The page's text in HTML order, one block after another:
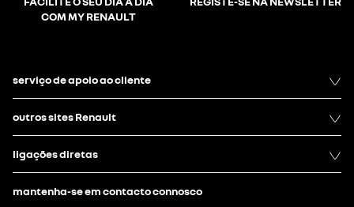
COM MY RENAULT
serviço de apoio ao cliente
outros sites Renault
ligações diretas
mantenha-se em contacto connosco